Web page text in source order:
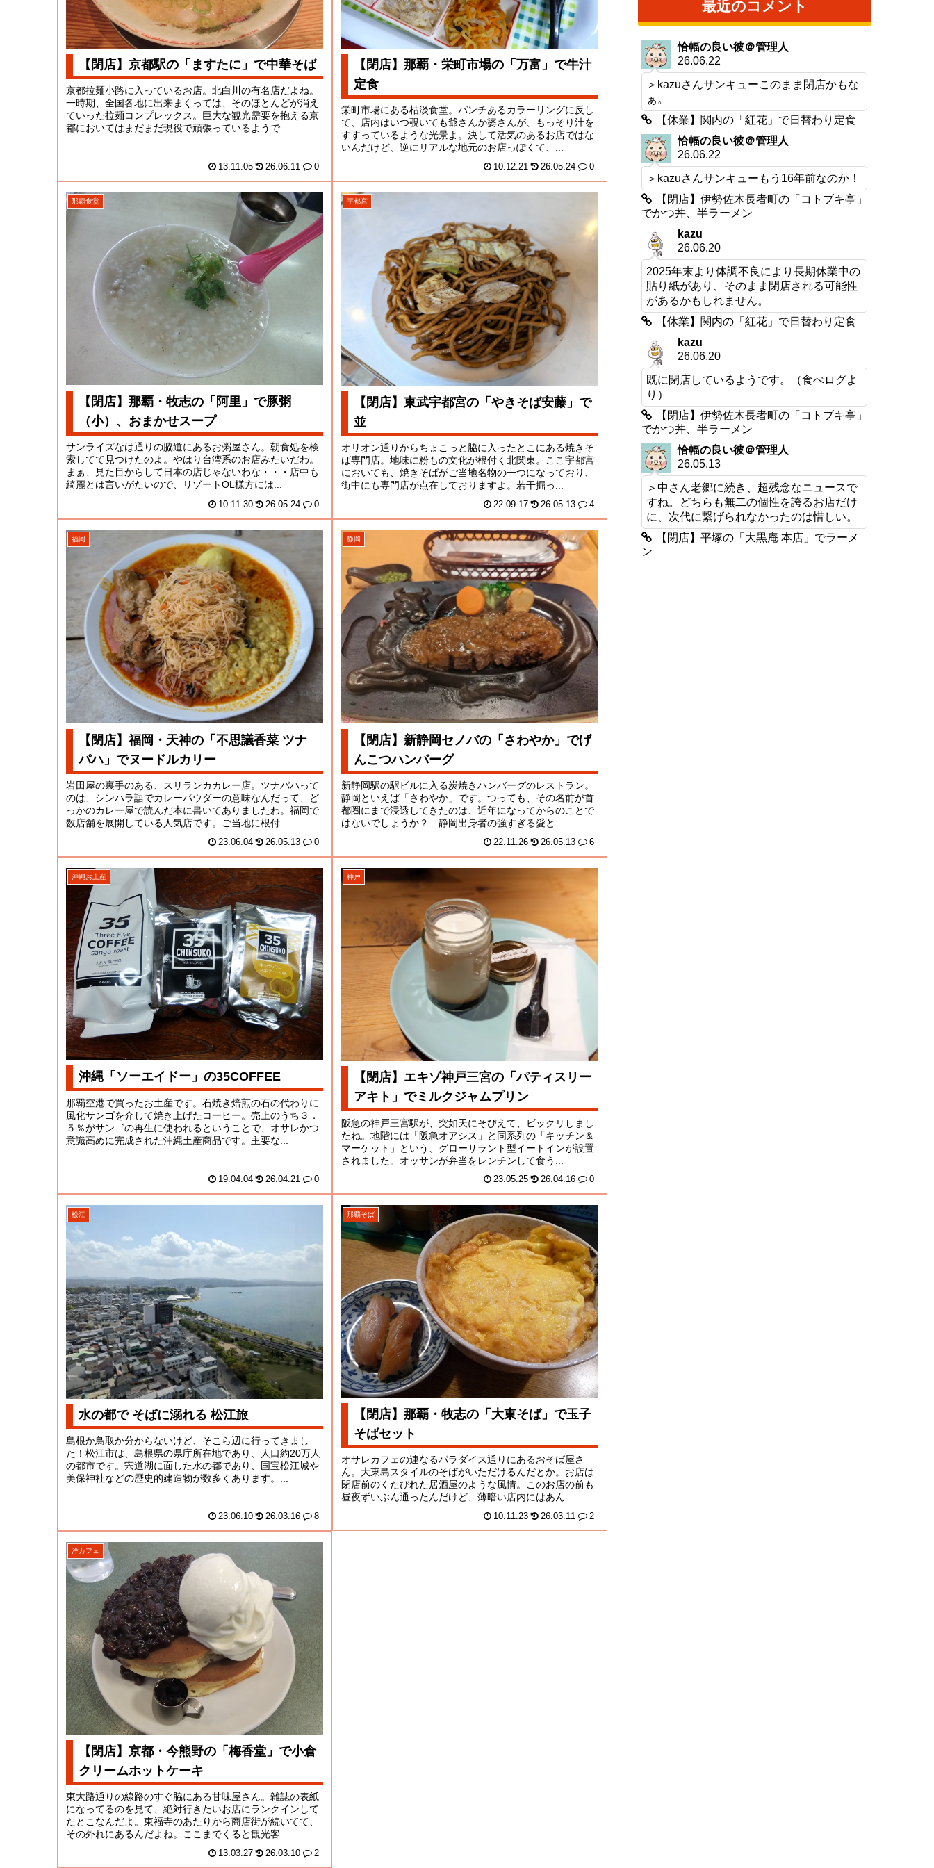
【閉店】京都駅の「ますたに」で中華そば
京都拉麺小路に入っているお店。北白川の有名店だよね。
一時期、全国各地に出来まくっては、そのほとんどが消え
ていった拉麺コンプレックス。巨大な観光需要を抱える京
都においてはまだまだ現役で頑張っているようで...
13.11.05 26.06.11 0
【閉店】那覇・栄町市場の「万富」で牛汁
定食
栄町市場にある枯淡食堂。パンチあるカラーリングに反し
て、店内はいつ覗いても爺さんか婆さんが、もっそり汁を
すすっているような光景よ。決して活気のあるお店ではな
いんだけど、逆にリアルな地元のお店っぽくて、...
10.12.21 26.05.24 0
那覇食堂
【閉店】那覇・牧志の「阿里」で豚粥
（小）、おまかせスープ
サンライズなは通りの脇道にあるお粥屋さん。朝食処を検
索してて見つけたのよ。やはり台湾系のお店みたいだわ。
まぁ、見た目からして日本の店じゃないわな・・・店中も
綺麗とは言いがたいので、リゾートOL様方には...
10.11.30 26.05.24 0
宇都宮
【閉店】東武宇都宮の「やきそば安藤」で
並
オリオン通りからちょこっと脇に入ったとこにある焼きそ
ば専門店。地味に粉もの文化が根付く北関東。ここ宇都宮
においても、焼きそばがご当地名物の一つになっており、
街中にも専門店が点在しておりますよ。若干掘っ...
22.09.17 26.05.13 4
福岡
【閉店】福岡・天神の「不思議香菜 ツナ
パハ」でヌードルカリー
岩田屋の裏手のある、スリランカカレー店。ツナパハって
のは、シンハラ語でカレーパウダーの意味なんだって、ど
っかのカレー屋で読んだ本に書いてありましたわ。福岡で
数店舗を展開している人気店です。ご当地に根付...
23.06.04 26.05.13 0
静岡
【閉店】新静岡セノバの「さわやか」でげ
んこつハンバーグ
新静岡駅の駅ビルに入る炭焼きハンバーグのレストラン。
静岡といえば「さわやか」です。つっても、その名前が首
都圏にまで浸透してきたのは、近年になってからのことで
はないでしょうか？ 静岡出身者の強すぎる愛と...
22.11.26 26.05.13 6
沖縄お土産
沖縄「ソーエイドー」の35COFFEE
那覇空港で買ったお土産です。石焼き焙煎の石の代わりに
風化サンゴを介して焼き上げたコーヒー。売上のうち３．
５％がサンゴの再生に使われるということで、オサレかつ
意識高めに完成された沖縄土産商品です。主要な...
19.04.04 26.04.21 0
神戸
【閉店】エキゾ神戸三宮の「パティスリー
アキト」でミルクジャムプリン
阪急の神戸三宮駅が、突如天にそびえて、ビックリしまし
たね。地階には「阪急オアシス」と同系列の「キッチン＆
マーケット」という、グローサラント型イートインが設置
されました。オッサンが弁当をレンチンして食う...
23.05.25 26.04.16 0
松江
水の都で そばに溺れる 松江旅
島根か鳥取か分からないけど、そこら辺に行ってきまし
た！松江市は、島根県の県庁所在地であり、人口約20万人
の都市です。宍道湖に面した水の都であり、国宝松江城や
美保神社などの歴史的建造物が数多くあります。...
23.06.10 26.03.16 8
那覇そば
【閉店】那覇・牧志の「大東そば」で玉子
そばセット
オサレカフェの連なるパラダイス通りにあるおそば屋さ
ん。大東島スタイルのそばがいただけるんだとか。お店は
閉店前のくたびれた居酒屋のような風情。このお店の前も
昼夜ずいぶん通ったんだけど、薄暗い店内にはあん...
10.11.23 26.03.11 2
洋カフェ
【閉店】京都・今熊野の「梅香堂」で小倉
クリームホットケーキ
東大路通りの線路のすぐ脇にある甘味屋さん。雑誌の表紙
になってるのを見て、絶対行きたいお店にランクインして
たとこなんだよ。東福寺のあたりから商店街が続いてて、
その外れにあるんだよね。ここまでくると観光客...
13.03.27 26.03.10 2
最近のコメント
恰幅の良い彼＠管理人
26.06.22
＞kazuさんサンキューこのまま閉店かもな
ぁ。
【休業】関内の「紅花」で日替わり定食
恰幅の良い彼＠管理人
26.06.22
＞kazuさんサンキューもう16年前なのか！
【閉店】伊勢佐木長者町の「コトブキ亭」
でかつ丼、半ラーメン
kazu
26.06.20
2025年末より体調不良により長期休業中の
貼り紙があり、そのまま閉店される可能性
があるかもしれません。
【休業】関内の「紅花」で日替わり定食
kazu
26.06.20
既に閉店しているようです。（食べログよ
り）
【閉店】伊勢佐木長者町の「コトブキ亭」
でかつ丼、半ラーメン
恰幅の良い彼＠管理人
26.05.13
＞中さん老郷に続き、超残念なニュースで
すね。どちらも無二の個性を誇るお店だけ
に、次代に繋げられなかったのは惜しい。
【閉店】平塚の「大黒庵 本店」でラーメ
ン